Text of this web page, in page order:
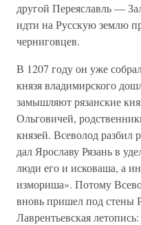
другой Переяславль —
идти на Русскую землю
черниговцев.
В 1207 году он уже
князя владимирского
замышляют рязанские
Ольговичей,
князей. Всеволод разбил
дал Ярославу Рязань в
люди его и исковаша, а
измориша». Потому
вновь пришел под стены
Лаврентьевская